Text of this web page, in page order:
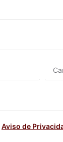
Aviso de